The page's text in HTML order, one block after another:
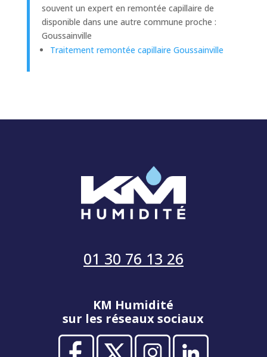
souvent un expert en remontée capillaire de
disponible dans une autre commune proche :
Goussainville
Traitement remontée capillaire Goussainville
01 30 76 13 26
KM Humidité
sur les réseaux sociaux